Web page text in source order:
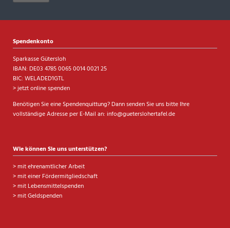
Spendenkonto
Sparkasse Gütersloh
IBAN: DE03 4785 0065 0014 0021 25
BIC: WELADED1GTL
> jetzt online spenden
Benötigen Sie eine Spendenquittung? Dann senden Sie uns bitte Ihre
vollständige Adresse per E-Mail an: info@gueterslohertafel.de
Wie können Sie uns unterstützen?
>mit ehrenamtlicher Arbeit
>mit einer Fördermitgliedschaft
>mit Lebensmittelspenden
>mit Geldspenden